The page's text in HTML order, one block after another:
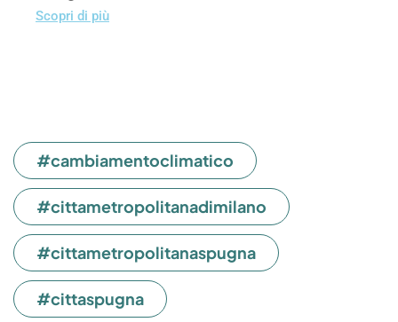
Scopri di più
#cambiamentoclimatico
#cittametropolitanadimilano
#cittametropolitanaspugna
#cittaspugna